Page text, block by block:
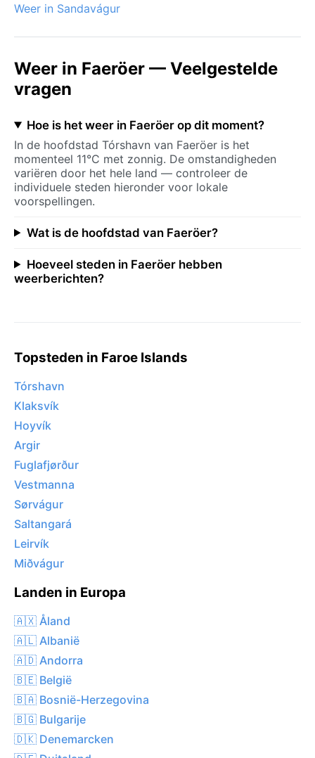
Weer in Sandavágur
Weer in Faeröer — Veelgestelde
vragen
Hoe is het weer in Faeröer op dit moment?
In de hoofdstad Tórshavn van Faeröer is het
momenteel 11°C met zonnig. De omstandigheden
variëren door het hele land — controleer de
individuele steden hieronder voor lokale
voorspellingen.
Wat is de hoofdstad van Faeröer?
Hoeveel steden in Faeröer hebben
weerberichten?
Topsteden in Faroe Islands
Tórshavn
Klaksvík
Hoyvík
Argir
Fuglafjørður
Vestmanna
Sørvágur
Saltangará
Leirvík
Miðvágur
Landen in Europa
🇦🇽 Åland
🇦🇱 Albanië
🇦🇩 Andorra
🇧🇪 België
🇧🇦 Bosnië-Herzegovina
🇧🇬 Bulgarije
🇩🇰 Denemarcken